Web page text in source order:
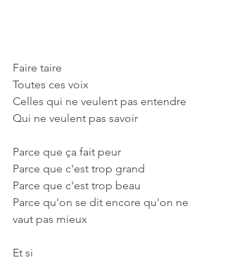
Faire taire
Toutes ces voix
Celles qui ne veulent pas entendre
Qui ne veulent pas savoir
Parce que ça fait peur
Parce que c'est trop grand
Parce que c'est trop beau
Parce qu'on se dit encore qu'on ne
vaut pas mieux
Et si